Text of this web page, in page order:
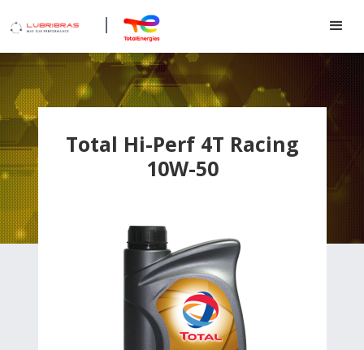
Total Hi-Perf 4T Racing
10W-50